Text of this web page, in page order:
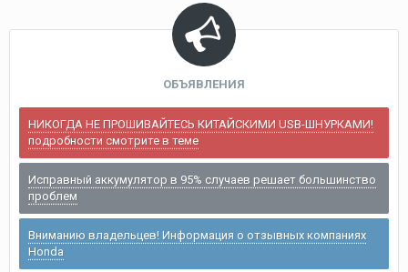
ОБЪЯВЛЕНИЯ
НИКОГДА НЕ ПРОШИВАЙТЕСЬ КИТАЙСКИМИ USB-ШНУРКАМИ!
подробности смотрите в теме
Исправный аккумулятор в 95% случаев решает большинство
проблем
Вниманию владельцев! Информация о отзывных компаниях
Honda